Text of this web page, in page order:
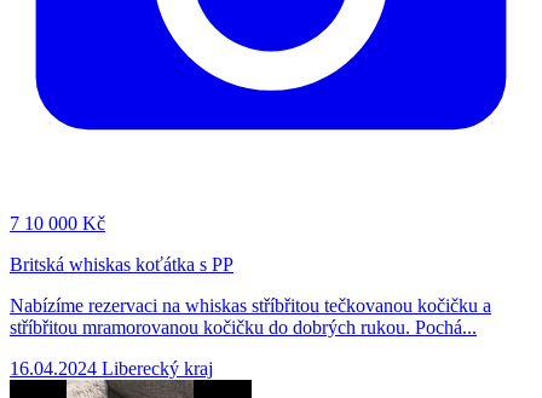
7 10 000 Kč
Britská whiskas koťátka s PP
Nabízíme rezervaci na whiskas stříbřitou tečkovanou kočičku a
stříbřitou mramorovanou kočičku do dobrých rukou. Pochá...
16.04.2024 Liberecký kraj